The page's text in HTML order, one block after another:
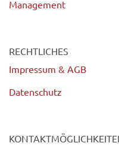
Management
RECHTLICHES
Impressum & AGB
Datenschutz